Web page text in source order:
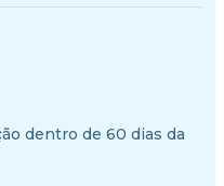
dentro de 60 dias da